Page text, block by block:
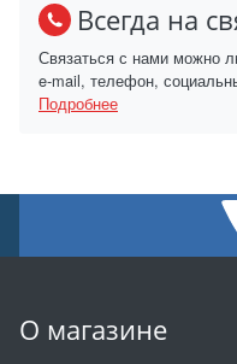
Всегда на
Связаться с нами можно
e-mail, телефон,
Подробнее
О магазине